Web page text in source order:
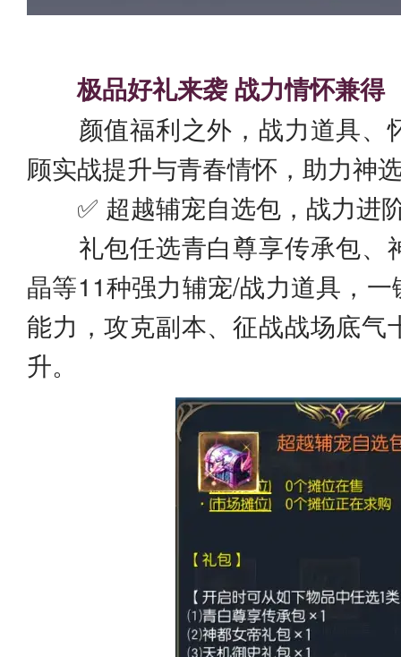
极品好礼来袭 战力情怀兼得
颜值福利之外，战力道具、
顾实战提升与青春情怀，助力神
✅ 超越辅宠自选包，战力进
礼包任选青白尊享传承包、
晶等11种强力辅宠/战力道具，
能力，攻克副本、征战战场底气
升。